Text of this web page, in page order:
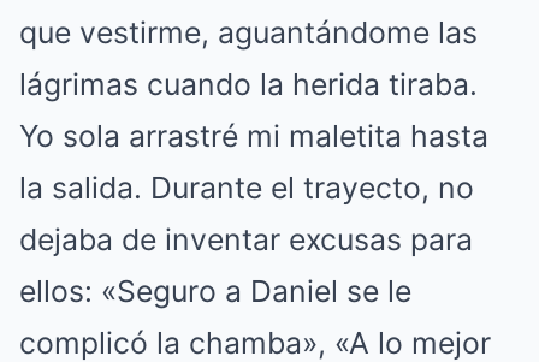
que vestirme, aguantándome las
lágrimas cuando la herida tiraba.
Yo sola arrastré mi maletita hasta
la salida. Durante el trayecto, no
dejaba de inventar excusas para
ellos: «Seguro a Daniel se le
complicó la chamba», «A lo mejor